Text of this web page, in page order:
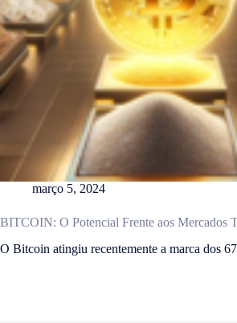
março 5, 2024
BITCOIN: O Potencial Frente aos Mercados
O Bitcoin atingiu recentemente a marca dos